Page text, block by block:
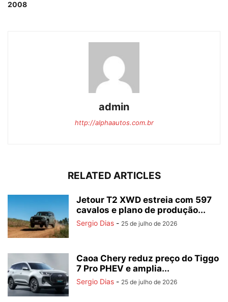
2008
admin
http://alphaautos.com.br
RELATED ARTICLES
Jetour T2 XWD estreia com 597
cavalos e plano de produção...
Sergio Dias - 25 de julho de 2026
Caoa Chery reduz preço do Tiggo
7 Pro PHEV e amplia...
Sergio Dias - 25 de julho de 2026